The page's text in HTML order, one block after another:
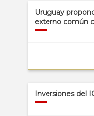
Uruguay
externo común
Inversiones del